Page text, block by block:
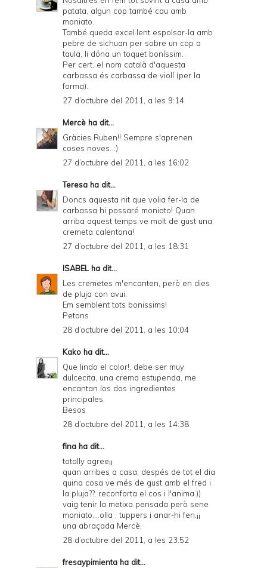
patata, algun cop també cau amb
moniato.
També queda excel·lent espolsar-la amb
pebre de sichuan per sobre un cop a
taula, li dóna un toquet boníssim.
Per cert, el nom català d'aquesta
carbassa és carbassa de violí (per la
forma).
27 d’octubre del 2011, a les 9:14
Mercè ha dit...
Gràcies Ruben!! Sempre s'aprenen
coses noves. :)
27 d’octubre del 2011, a les 16:02
Teresa ha dit...
Doncs aquesta nit que volia fer-la de
carbassa hi possaré moniato! Quan
arriba aquest temps ve molt de gust una
cremeta calentona!
27 d’octubre del 2011, a les 18:31
ISABEL ha dit...
Les cremetes m'encanten, però en dies
de pluja con avui.
Em semblent tots bonissims!
Petons
28 d’octubre del 2011, a les 10:04
Kako ha dit...
Que lindo el color!, debe ser muy
dulcecita, una crema estupenda, me
encantan los dos ingredientes
principales.
Besos
28 d’octubre del 2011, a les 14:38
fina ha dit...
totally agree¡¡
quan arribes a casa, despés de tot el dia
quina cosa ve més de gust amb el fred i
la pluja??, reconforta el cos i l'anima.))
vaig tenir la metixa pensada però sene
moniato....olla , tuppers i anar-hi fen.¡¡
una abraçada Mercè,
28 d’octubre del 2011, a les 23:52
fresaypimienta ha dit...